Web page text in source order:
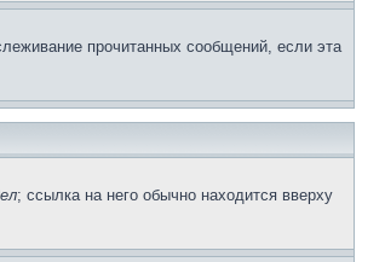
прочитанных сообщений, если эта
; ссылка на него обычно находится вверху